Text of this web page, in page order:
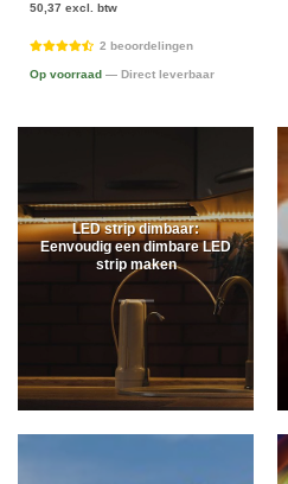
50,37 excl. btw
2 beoordelingen
Op voorraad — Direct leverbaar
LED strip dimbaar:
Eenvoudig een dimbare LED
strip maken